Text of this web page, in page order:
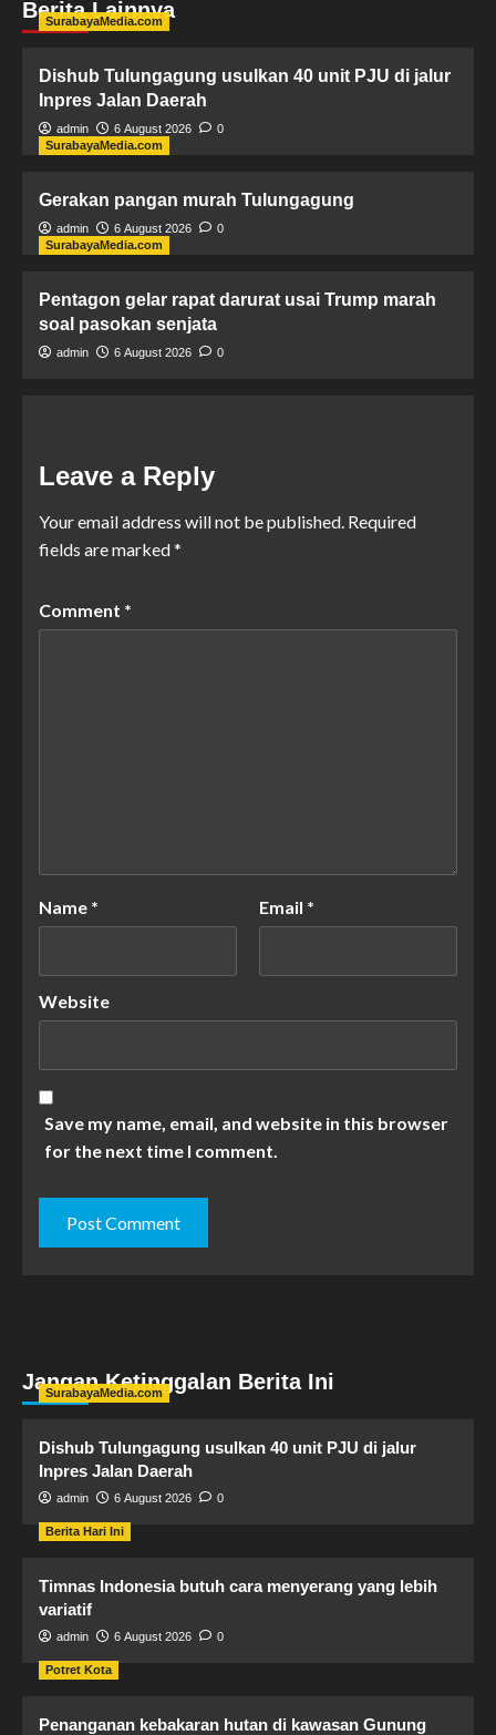
Berita Lainnya
SurabayaMedia.com
Dishub Tulungagung usulkan 40 unit PJU di jalur
Inpres Jalan Daerah
admin 6 August 2026
0
SurabayaMedia.com
Gerakan pangan murah Tulungagung
admin 6 August 2026
0
SurabayaMedia.com
Pentagon gelar rapat darurat usai Trump marah
soal pasokan senjata
admin 6 August 2026 0
Leave a Reply
Your email address will not be published. Required
fields are marked*
Comment *
Name * Email *
Website
Save my name, email, and website in this browser
for the next time I comment.
Jangan Ketinggalan Berita Ini
SurabayaMedia.com
Dishub Tulungagung usulkan 40 unit PJU di jalur
Inpres Jalan Daerah
admin 6 August 2026 0
Berita Hari Ini
Timnas Indonesia butuh cara menyerang yang lebih
variatif
admin 6 August 2026 0
Potret Kota
Penanganan kebakaran hutan di kawasan Gunung